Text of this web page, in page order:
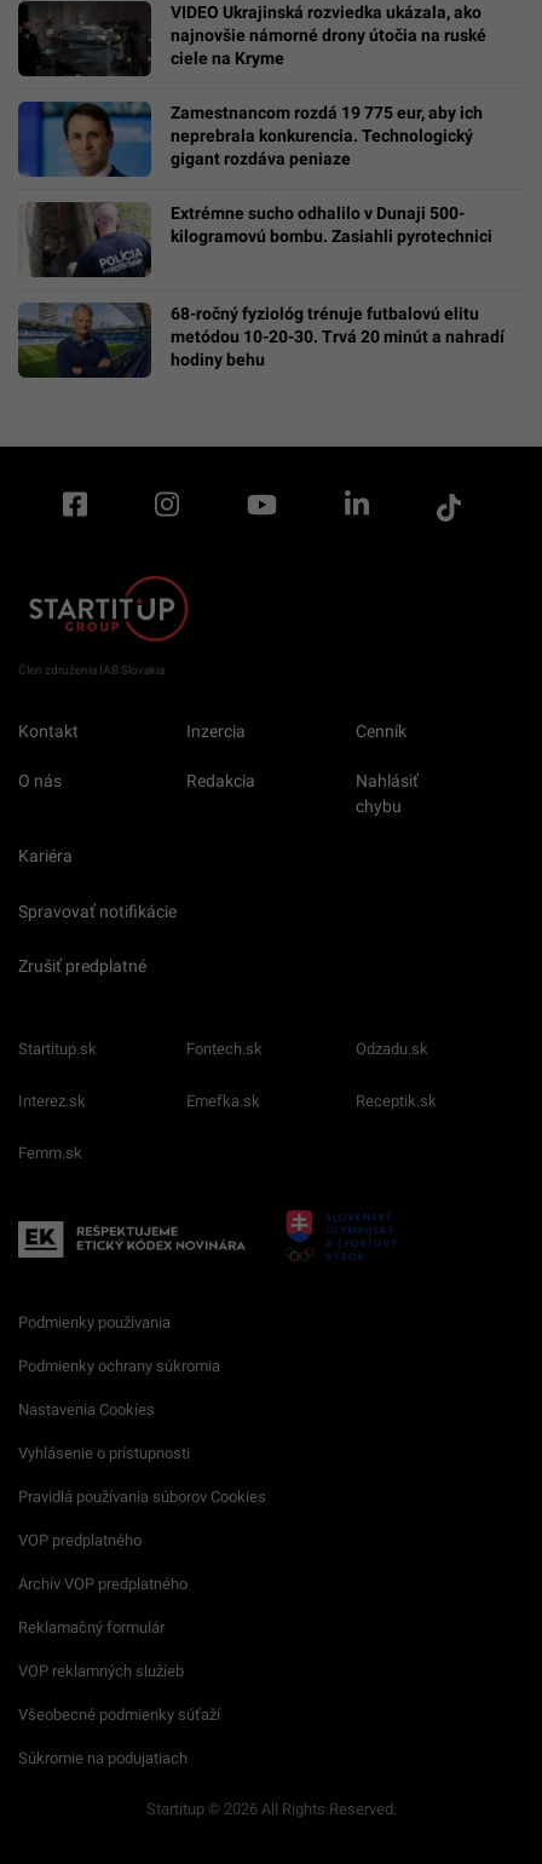
VIDEO Ukrajinská rozviedka ukázala, ako
najnovšie námorné drony útočia na ruské
ciele na Kryme
Zamestnancom rozdá 19 775 eur, aby ich
neprebrala konkurencia. Technologický
gigant rozdáva peniaze
Extrémne sucho odhalilo v Dunaji 500-
kilogramovú bombu. Zasiahli pyrotechnici
68-ročný fyziológ trénuje futbalovú elitu
metódou 10-20-30. Trvá 20 minút a nahradí
hodiny behu
Člen združenia IAB Slovakia
Kontakt Inzercia Cenník
O nás Redakcia
Nahlásiť
chybu
Kariéra
Spravovať notifikácie
Zrušiť predplatné
Startitup.sk Fontech.sk Odzadu.sk
Interez.sk Emefka.sk Receptik.sk
Femm.sk
Podmienky používania
Podmienky ochrany súkromia
Nastavenia Cookies
Vyhlásenie o prístupnosti
Pravidlá používania súborov Cookies
VOP predplatného
Archív VOP predplatného
Reklamačný formulár
VOP reklamných služieb
Všeobecné podmienky súťaží
Súkromie na podujatiach
Startitup © 2026 All Rights Reserved.